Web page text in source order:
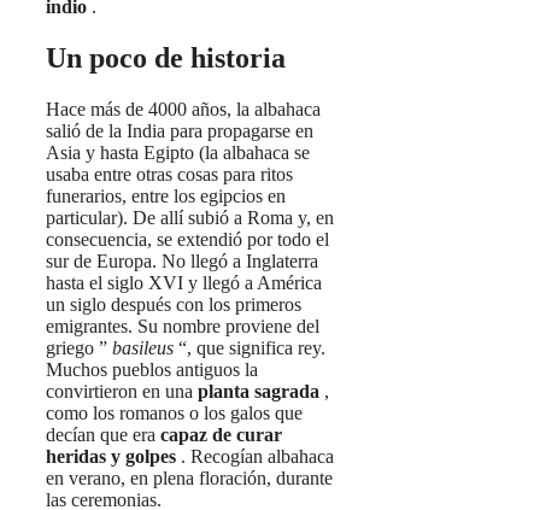
indio .
Un poco de historia
Hace más de 4000 años, la albahaca
salió de la India para propagarse en
Asia y hasta Egipto (la albahaca se
usaba entre otras cosas para ritos
funerarios, entre los egipcios en
particular). De allí subió a Roma y, en
consecuencia, se extendió por todo el
sur de Europa. No llegó a Inglaterra
hasta el siglo XVI y llegó a América
un siglo después con los primeros
emigrantes. Su nombre proviene del
griego ” basileus “, que significa rey.
Muchos pueblos antiguos la
convirtieron en una planta sagrada ,
como los romanos o los galos que
decían que era capaz de curar
heridas y golpes . Recogían albahaca
en verano, en plena floración, durante
las ceremonias.